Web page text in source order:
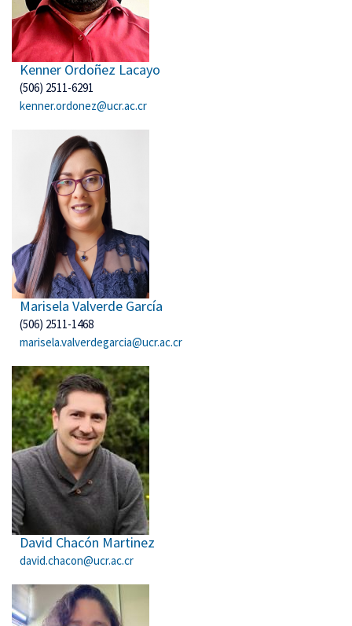
Kenner Ordoñez Lacayo
(506) 2511-6291
kenner.ordonez@ucr.ac.cr
Marisela Valverde García
(506) 2511-1468
marisela.valverdegarcia@ucr.ac.cr
David Chacón Martinez
david.chacon@ucr.ac.cr